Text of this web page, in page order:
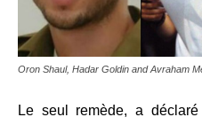
Oron Shaul, Hadar Goldin and Avraham
Le seul remède, a